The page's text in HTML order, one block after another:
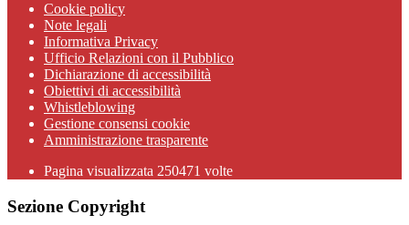
Cookie policy
Note legali
Informativa Privacy
Ufficio Relazioni con il Pubblico
Dichiarazione di accessibilità
Obiettivi di accessibilità
Whistleblowing
Gestione consensi cookie
Amministrazione trasparente
Pagina visualizzata 250471 volte
Sezione Copyright